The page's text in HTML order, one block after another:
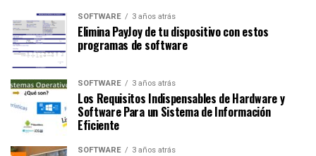
SOFTWARE 3 años atrás
Elimina PayJoy de tu dispositivo con estos
programas de software
SOFTWARE 3 años atrás
Los Requisitos Indispensables de Hardware y
Software Para un Sistema de Información
Eficiente
SOFTWARE 3 años atrás